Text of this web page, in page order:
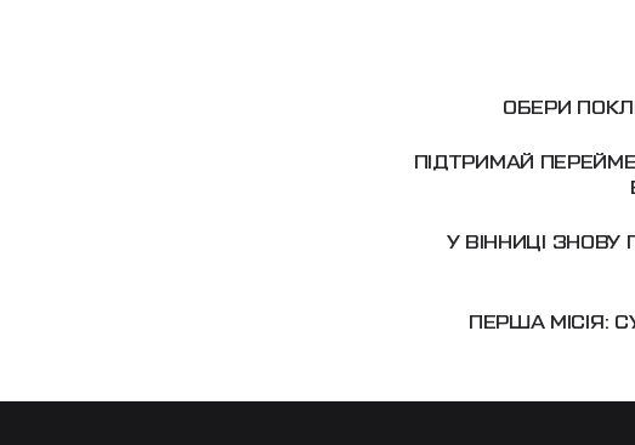
ОБЕРИ
ПІДТРИМАЙ
У ВІННИЦІ
ПЕРША МІСІЯ: